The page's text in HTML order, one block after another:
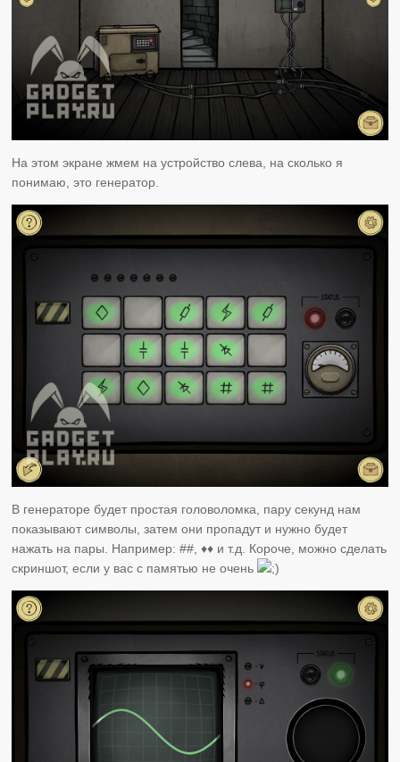
На этом экране жмем на устройство слева, на сколько я
понимаю, это генератор.
В генераторе будет простая головоломка, пару секунд нам
показывают символы, затем они пропадут и нужно будет
нажать на пары. Например: ##, ♦︎♦︎ и т.д. Короче, можно сделать
скриншот, если у вас с памятью не очень